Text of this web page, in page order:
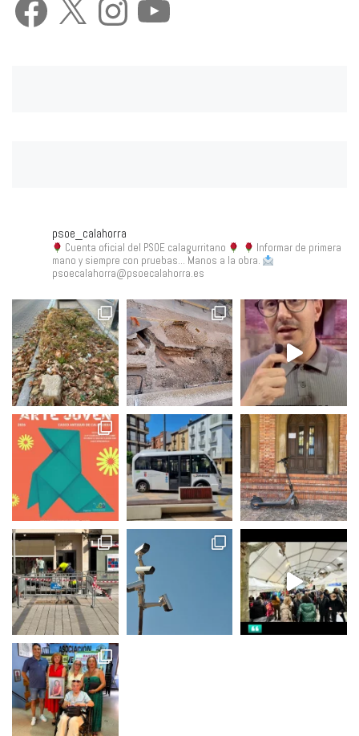
psoe_calahorra
Cuenta oficial del PSOE calagurritano
Informar de primera
mano y siempre con pruebas... Manos a la obra.
psoecalahorra@psoecalahorra.es